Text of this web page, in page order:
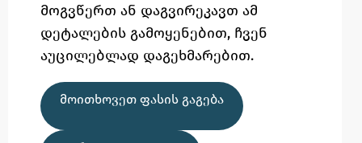
მოგვწერთ ან დაგვირეკავთ ამ
დეტალების გამოყენებით, ჩვენ
აუცილებლად დაგეხმარებით.
ᲛᲝᲘᲗᲮᲝᲕᲔᲗ ᲤᲐᲡᲘᲡ ᲒᲐᲒᲔᲑᲐ